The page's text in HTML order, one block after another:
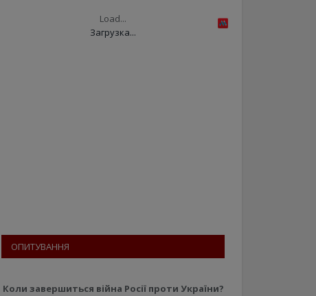
Load...
Загрузка...
ОПИТУВАННЯ
Коли завершиться війна Росії проти України?